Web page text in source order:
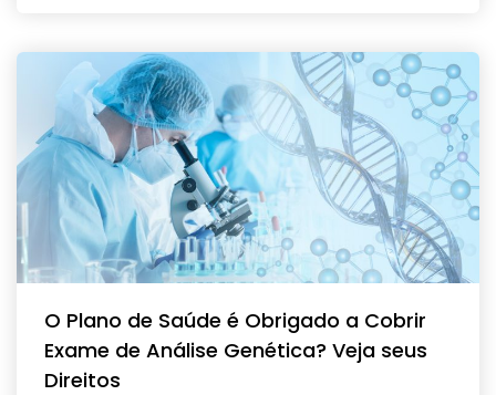
O Plano de Saúde é Obrigado a Cobrir
Exame de Análise Genética? Veja seus
Direitos